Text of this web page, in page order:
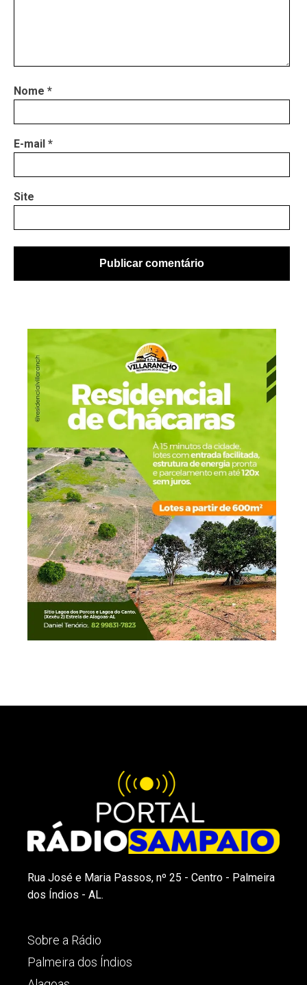
Nome *
E-mail *
Site
Rua José e Maria Passos, nº 25 - Centro - Palmeira
dos Índios - AL.
Sobre a Rádio
Palmeira dos Índios